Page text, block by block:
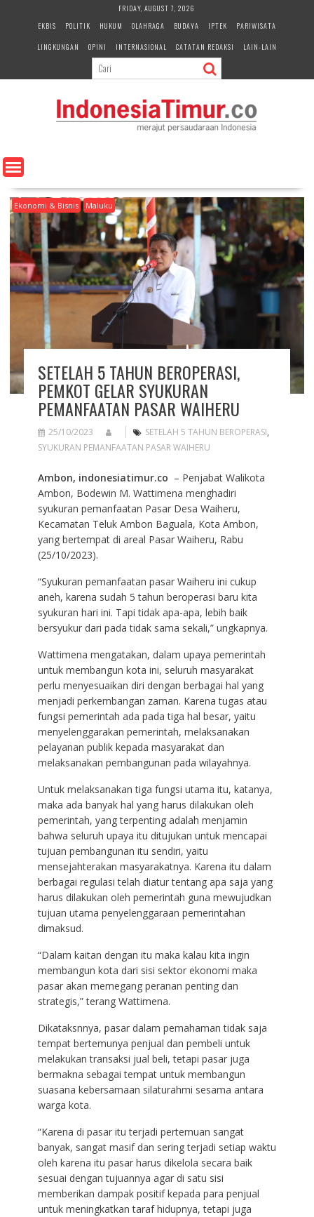
e
n
FRIDAY, AUGUST 7, 2026
EKBIS
POLITIK HUKUM OLAHRAGA BUDAYA IPTEK
PARIWISATA
LINGKUNGAN
OPINI INTERNASIONAL CATATAN REDAKSI LAIN-LAIN
Ekonomi & Bisnis Maluku
SETELAH 5 TAHUN BEROPERASI,
PEMKOT GELAR SYUKURAN
PEMANFAATAN PASAR WAIHERU
25/10/2023 SETELAH 5 TAHUN BEROPERASI,
SYUKURAN PEMANFAATAN PASAR WAIHERU
Ambon, indonesiatimur.co – Penjabat Walikota
Ambon, Bodewin M. Wattimena menghadiri
syukuran pemanfaatan Pasar Desa Waiheru,
Kecamatan Teluk Ambon Baguala, Kota Ambon,
yang bertempat di areal Pasar Waiheru, Rabu
(25/10/2023).
“Syukuran pemanfaatan pasar Waiheru ini cukup
aneh, karena sudah 5 tahun beroperasi baru kita
syukuran hari ini. Tapi tidak apa-apa, lebih baik
bersyukur dari pada tidak sama sekali,” ungkapnya.
Wattimena mengatakan, dalam upaya pemerintah
untuk membangun kota ini, seluruh masyarakat
perlu menyesuaikan diri dengan berbagai hal yang
menjadi perkembangan zaman. Karena tugas atau
fungsi pemerintah ada pada tiga hal besar, yaitu
menyelenggarakan pemerintah, melaksanakan
pelayanan publik kepada masyarakat dan
melaksanakan pembangunan pada wilayahnya.
Untuk melaksanakan tiga fungsi utama itu, katanya,
maka ada banyak hal yang harus dilakukan oleh
pemerintah, yang terpenting adalah menjamin
bahwa seluruh upaya itu ditujukan untuk mencapai
tujuan pembangunan itu sendiri, yaitu
mensejahterakan masyarakatnya. Karena itu dalam
berbagai regulasi telah diatur tentang apa saja yang
harus dilakukan oleh pemerintah guna mewujudkan
tujuan utama penyelenggaraan pemerintahan
dimaksud.
“Dalam kaitan dengan itu maka kalau kita ingin
membangun kota dari sisi sektor ekonomi maka
pasar akan memegang peranan penting dan
strategis,” terang Wattimena.
Dikataksnnya, pasar dalam pemahaman tidak saja
tempat bertemunya penjual dan pembeli untuk
melakukan transaksi jual beli, tetapi pasar juga
bermakna sebagai tempat untuk membangun
suasana kebersamaan silaturahmi sesama antara
warga kota.
“Karena di pasar itu terjadi pertemuan sangat
banyak, sangat masif dan sering terjadi setiap waktu
oleh karena itu pasar harus dikelola secara baik
sesuai dengan tujuannya agar di satu sisi
memberikan dampak positif kepada para penjual
untuk meningkatkan taraf hidupnya, tetapi juga